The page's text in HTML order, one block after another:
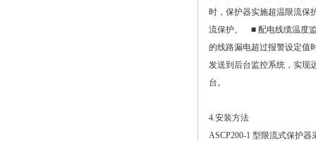
时，保护器实施超温限流保
流保护。 ■ 配电线缆温度
的线路漏电超过报警设定值
发送到后台监控系统，实现
台。
4.安装方法
ASCP200-1 型限流式保护